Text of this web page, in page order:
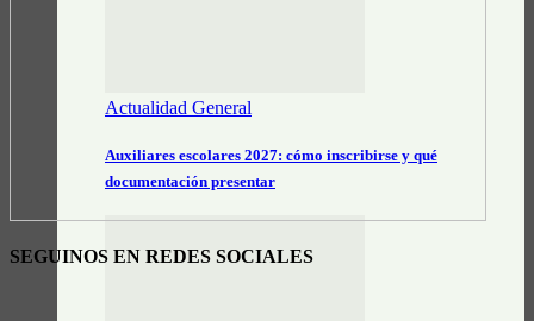
Actualidad General
Auxiliares escolares 2027: cómo inscribirse y qué
documentación presentar
SEGUINOS EN REDES SOCIALES